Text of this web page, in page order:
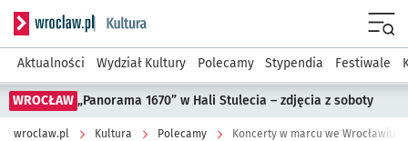
Serwis informacyjny wroclaw.pl podserwis: Kultura
Aktualności Wydział Kultury Polecamy Stypendia Festiwale
WROCŁAW „Panorama 1670” w Hali Stulecia – zdjęcia z soboty
wroclaw.pl Kultura Polecamy Koncerty w marcu we Wrocławiu